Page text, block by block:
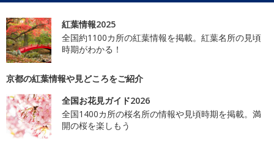
紅葉情報2025
全国約1100カ所の紅葉情報を掲載。紅葉名所の見頃
時期がわかる！
京都の紅葉情報や見どころをご紹介
全国お花見ガイド2026
全国1400カ所の桜名所の情報や見頃時期を掲載。満
開の桜を楽しもう